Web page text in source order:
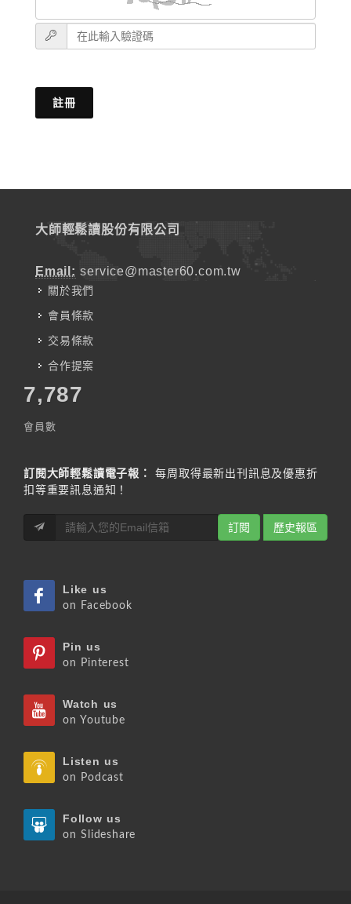
註冊
大師輕鬆讀股份有限公司
Email: service@master60.com.tw
關於我們
會員條款
交易條款
合作提案
7,787
會員數
訂閱大師輕鬆讀電子報：
每周取得最新出刊訊息及優惠折
扣等重要訊息通知！
訂閱 歷史報區
Like us
on Facebook
Pin us
on Pinterest
Watch us
on Youtube
Listen us
on Podcast
Follow us
on Slideshare